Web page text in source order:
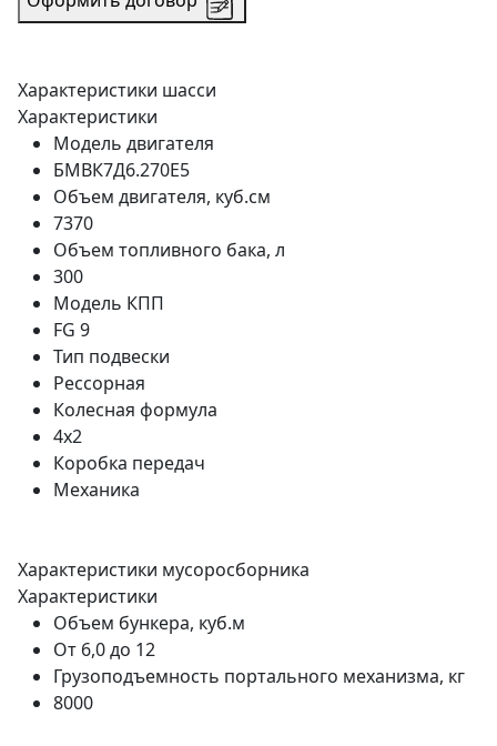
Характеристики шасси
Характеристики
Модель двигателя
БМВК7Д6.270Е5
Объем двигателя, куб.см
7370
Объем топливного бака, л
300
Модель КПП
FG 9
Тип подвески
Рессорная
Колесная формула
4x2
Коробка передач
Механика
Характеристики мусоросборника
Характеристики
Объем бункера, куб.м
От 6,0 до 12
Грузоподъемность портального механизма, кг
8000